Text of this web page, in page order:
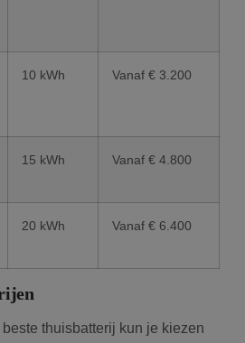
10 kWh Vanaf € 3.200
15 kWh Vanaf € 4.800
20 kWh Vanaf € 6.400
thuisbatterij kun je kiezen